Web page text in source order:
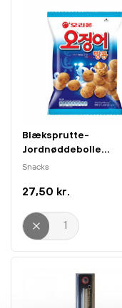
dips, grillede
hjemmelavede
g pakke får du en
japansk smag året
Blæksprutte-
Jordnøddebolle...
Snacks
27,50 kr.